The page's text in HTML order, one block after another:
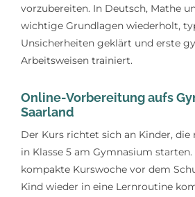
vorzubereiten. In Deutsch, Mathe
wichtige Grundlagen wiederholt,
Unsicherheiten geklärt und erste
Arbeitsweisen trainiert.
Online-Vorbereitung aufs
Saarland
Der Kurs richtet sich an Kinder, die
in Klasse 5 am Gymnasium
kompakte Kurswoche vor dem
Kind wieder in eine Lernroutine